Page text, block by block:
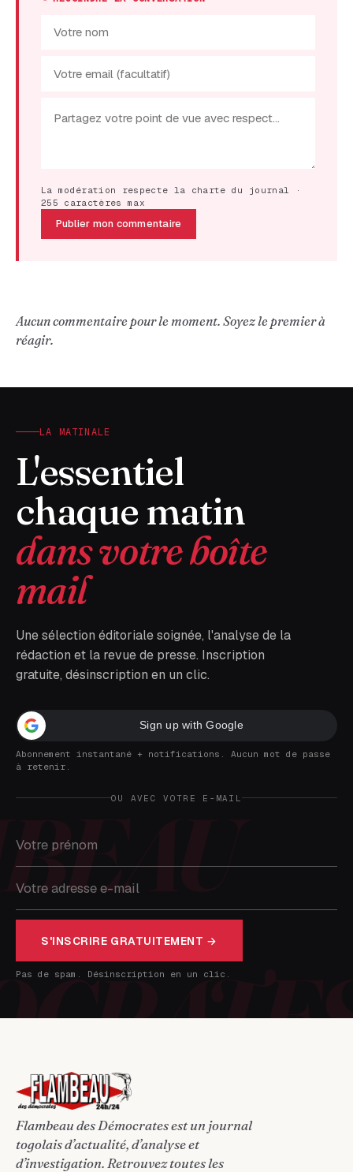
La modération respecte la charte du journal ·
255 caractères max
Publier mon commentaire
Aucun commentaire pour le moment. Soyez le premier à
réagir.
LA MATINALE
L'essentiel
chaque matin
dans votre boîte
mail
Une sélection éditoriale soignée, l'analyse de la
rédaction et la revue de presse. Inscription
gratuite, désinscription en un clic.
Sign up with Google
Abonnement instantané + notifications. Aucun mot de passe
à retenir.
OU AVEC VOTRE E-MAIL
S'INSCRIRE GRATUITEMENT →
Pas de spam. Désinscription en un clic.
Flambeau des Démocrates est un journal
togolais d’actualité, d’analyse et
d’investigation. Retrouvez toutes les